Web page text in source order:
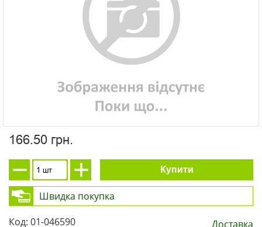
166.50 грн.
Купити
Швидка покупка
Код: 01-046590
Доставка